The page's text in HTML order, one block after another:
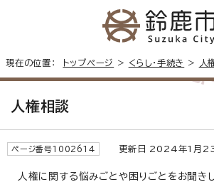
現在の位置： トップページ > くらし・手続き > 人
人権相談
ページ番号1002614 更新日 2024年1月
人権に関する悩みごとや困りごとをお聞き